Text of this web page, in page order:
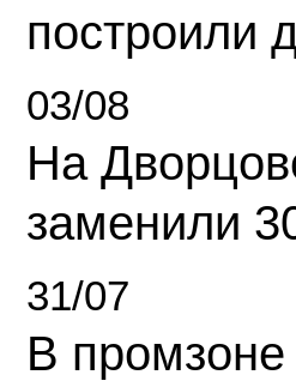
построили
03/08
На
заменили
31/07
В промзоне